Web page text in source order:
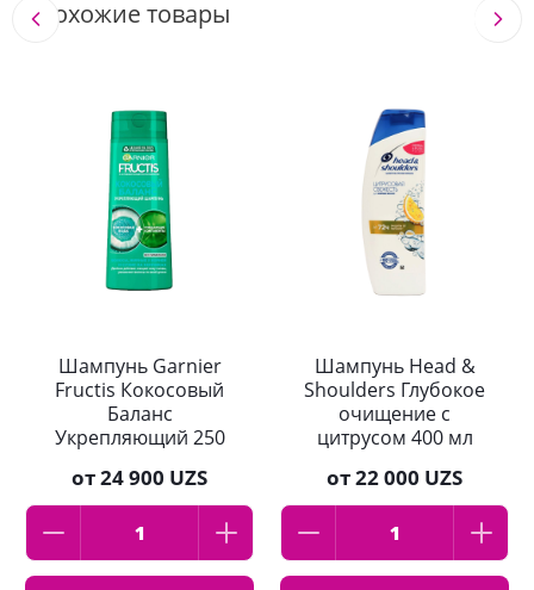
Похожие товары
Шампунь Garnier
Fructis Кокосовый
Баланс
Укрепляющий 250
от24 900 UZS
Шампунь Head &
Shoulders Глубокое
очищение с
цитрусом 400 мл
от22 000 UZS